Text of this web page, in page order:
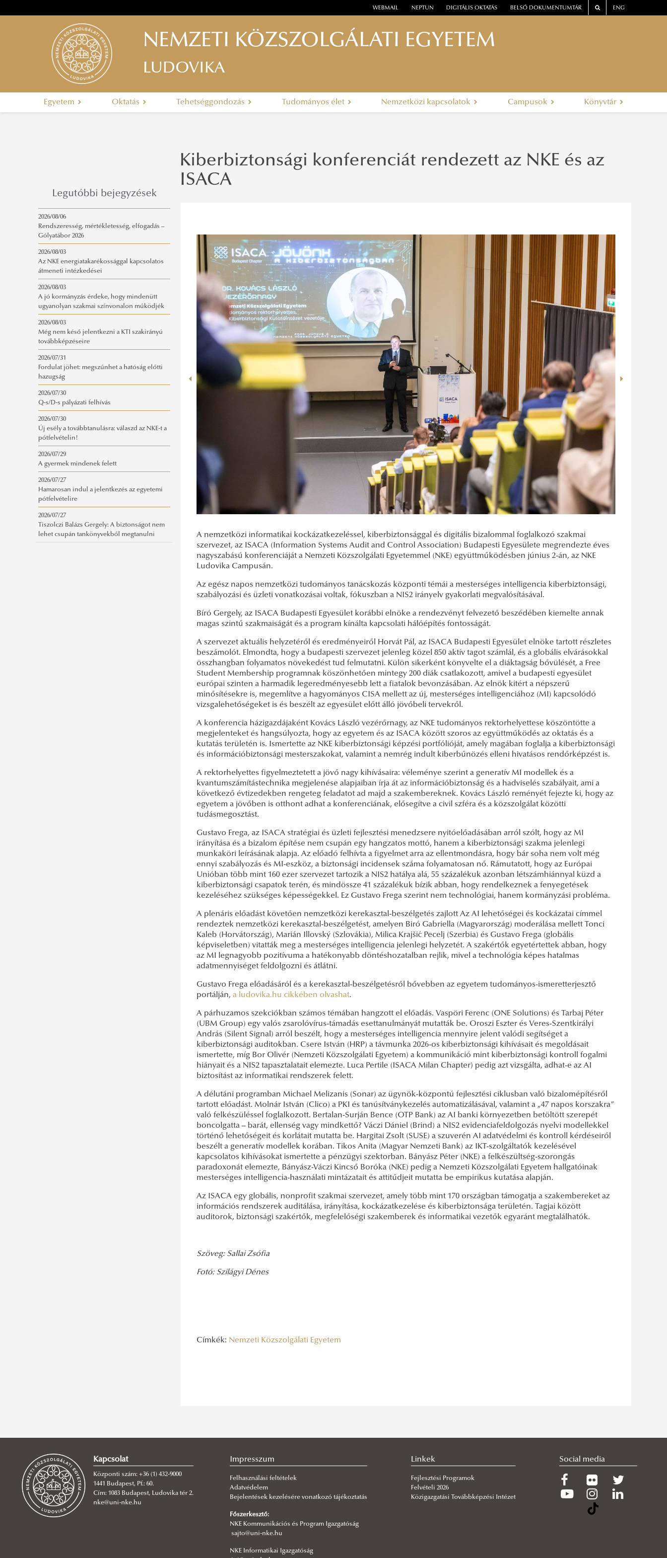
WEBMAIL NEPTUN DIGITÁLIS OKTATÁS BELSŐ DOKUMENTUMTÁR ENG
NEMZETI KÖZSZOLGÁLATI EGYETEM
LUDOVIKA
Egyetem Oktatás Tehetséggondozás Tudományos élet Nemzetközi kapcsolatok Campusok Könyvtár
Legutóbbi bejegyzések
2026/08/06
Rendszeresség, mértékletesség, elfogadás –
Gólyatábor 2026
2026/08/03
Az NKE energiatakarékossággal kapcsolatos
átmeneti intézkedései
2026/08/03
A jó kormányzás érdeke, hogy mindenütt
ugyanolyan szakmai színvonalon működjék
2026/08/03
Még nem késő jelentkezni a KTI szakirányú
továbbképzéseire
2026/07/31
Fordulat jöhet: megszűnhet a hatóság előtti
hazugság
2026/07/30
Q-s/D-s pályázati felhívás
2026/07/30
Új esély a továbbtanulásra: válaszd az NKE-t a
pótfelvételin!
2026/07/29
A gyermek mindenek felett
2026/07/27
Hamarosan indul a jelentkezés az egyetemi
pótfelvételire
2026/07/27
Tiszolczi Balázs Gergely: A biztonságot nem
lehet csupán tankönyvekből megtanulni
Kiberbiztonsági konferenciát rendezett az NKE és az
ISACA
A nemzetközi informatikai kockázatkezeléssel, kiberbiztonsággal és digitális bizalommal foglalkozó szakmai
szervezet, az ISACA (Information Systems Audit and Control Association) Budapesti Egyesülete megrendezte éves
nagyszabású konferenciáját a Nemzeti Közszolgálati Egyetemmel (NKE) együttműködésben június 2-án, az NKE
Ludovika Campusán.
Az egész napos nemzetközi tudományos tanácskozás központi témái a mesterséges intelligencia kiberbiztonsági,
szabályozási és üzleti vonatkozásai voltak, fókuszban a NIS2 irányelv gyakorlati megvalósításával.
Bíró Gergely, az ISACA Budapesti Egyesület korábbi elnöke a rendezvényt felvezető beszédében kiemelte annak
magas szintű szakmaiságát és a program kínálta kapcsolati hálóépítés fontosságát.
A szervezet aktuális helyzetéről és eredményeiről Horvát Pál, az ISACA Budapesti Egyesület elnöke tartott részletes
beszámolót. Elmondta, hogy a budapesti szervezet jelenleg közel 850 aktív tagot számlál, és a globális elvárásokkal
összhangban folyamatos növekedést tud felmutatni. Külön sikerként könyvelte el a diáktagság bővülését, a Free
Student Membership programnak köszönhetően mintegy 200 diák csatlakozott, amivel a budapesti egyesület
európai szinten a harmadik legeredményesebb lett a fiatalok bevonzásában. Az elnök kitért a népszerű
minősítésekre is, megemlítve a hagyományos CISA mellett az új, mesterséges intelligenciához (MI) kapcsolódó
vizsgalehetőségeket is és beszélt az egyesület előtt álló jövőbeli tervekről.
A konferencia házigazdájaként Kovács László vezérőrnagy, az NKE tudományos rektorhelyettese köszöntötte a
megjelenteket és hangsúlyozta, hogy az egyetem és az ISACA között szoros az együttműködés az oktatás és a
kutatás területén is. Ismertette az NKE kiberbiztonsági képzési portfólióját, amely magában foglalja a kiberbiztonsági
és információbiztonsági mesterszakokat, valamint a nemrég indult kiberbűnözés elleni hivatásos rendőrképzést is.
A rektorhelyettes figyelmeztetett a jövő nagy kihívásaira: véleménye szerint a generatív MI modellek és a
kvantumszámítástechnika megjelenése alapjaiban írja át az információbiztonság és a hadviselés szabályait, ami a
következő évtizedekben rengeteg feladatot ad majd a szakembereknek. Kovács László reményét fejezte ki, hogy az
egyetem a jövőben is otthont adhat a konferenciának, elősegítve a civil szféra és a közszolgálat közötti
tudásmegosztást.
Gustavo Frega, az ISACA stratégiai és üzleti fejlesztési menedzsere nyitóelőadásában arról szólt, hogy az MI
irányítása és a bizalom építése nem csupán egy hangzatos mottó, hanem a kiberbiztonsági szakma jelenlegi
munkaköri leírásának alapja. Az előadó felhívta a figyelmet arra az ellentmondásra, hogy bár soha nem volt még
ennyi szabályozás és MI-eszköz, a biztonsági incidensek száma folyamatosan nő. Rámutatott, hogy az Európai
Unióban több mint 160 ezer szervezet tartozik a NIS2 hatálya alá, 55 százalékuk azonban létszámhiánnyal küzd a
kiberbiztonsági csapatok terén, és mindössze 41 százalékuk bízik abban, hogy rendelkeznek a fenyegetések
kezeléséhez szükséges képességekkel. Ez Gustavo Frega szerint nem technológiai, hanem kormányzási probléma.
A plenáris előadást követően nemzetközi kerekasztal-beszélgetés zajlott Az AI lehetőségei és kockázatai címmel
rendeztek nemzetközi kerekasztal-beszélgetést, amelyen Biró Gabriella (Magyarország) moderálása mellett Tonci
Kaleb (Horvátország), Marián Illovský (Szlovákia), Milica Krajšić Pecelj (Szerbia) és Gustavo Frega (globális
képviseletben) vitatták meg a mesterséges intelligencia jelenlegi helyzetét. A szakértők egyetértettek abban, hogy
az MI legnagyobb pozitívuma a hatékonyabb döntéshozatalban rejlik, mivel a technológia képes hatalmas
adatmennyiséget feldolgozni és átlátni.
Gustavo Frega előadásáról és a kerekasztal-beszélgetésről bővebben az egyetem tudományos-ismeretterjesztő
portálján, a ludovika.hu cikkében olvashat.
A párhuzamos szekciókban számos témában hangzott el előadás. Vaspöri Ferenc (ONE Solutions) és Tarbaj Péter
(UBM Group) egy valós zsarolóvírus-támadás esettanulmányát mutatták be. Oroszi Eszter és Veres-Szentkirályi
András (Silent Signal) arról beszélt, hogy a mesterséges intelligencia mennyire jelent valódi segítséget a
kiberbiztonsági auditokban. Csere István (HRP) a távmunka 2026-os kiberbiztonsági kihívásait és megoldásait
ismertette, míg Bor Olivér (Nemzeti Közszolgálati Egyetem) a kommunikáció mint kiberbiztonsági kontroll fogalmi
hiányait és a NIS2 tapasztalatait elemezte. Luca Pertile (ISACA Milan Chapter) pedig azt vizsgálta, adhat-e az AI
biztosítást az informatikai rendszerek felett.
A délutáni programban Michael Melizanis (Sonar) az ügynök-központú fejlesztési ciklusban való bizalomépítésről
tartott előadást. Molnár István (Clico) a PKI és tanúsítványkezelés automatizálásával, valamint a „47 napos korszakra”
való felkészüléssel foglalkozott. Bertalan-Surján Bence (OTP Bank) az AI banki környezetben betöltött szerepét
boncolgatta – barát, ellenség vagy mindkettő? Váczi Dániel (Brind) a NIS2 evidenciafeldolgozás nyelvi modellekkel
történő lehetőségeit és korlátait mutatta be. Hargitai Zsolt (SUSE) a szuverén AI adatvédelmi és kontroll kérdéseiről
beszélt a generatív modellek korában. Tikos Anita (Magyar Nemzeti Bank) az IKT-szolgáltatók kezelésével
kapcsolatos kihívásokat ismertette a pénzügyi szektorban. Bányász Péter (NKE) a felkészültség-szorongás
paradoxonát elemezte, Bányász-Váczi Kincső Boróka (NKE) pedig a Nemzeti Közszolgálati Egyetem hallgatóinak
mesterséges intelligencia-használati mintázatait és attitűdjeit mutatta be empirikus kutatása alapján.
Az ISACA egy globális, nonprofit szakmai szervezet, amely több mint 170 országban támogatja a szakembereket az
információs rendszerek auditálása, irányítása, kockázatkezelése és kiberbiztonsága területén. Tagjai között
auditorok, biztonsági szakértők, megfelelőségi szakemberek és informatikai vezetők egyaránt megtalálhatók.
Szöveg: Sallai Zsófia
Fotó: Szilágyi Dénes
Címkék: Nemzeti Közszolgálati Egyetem
Kapcsolat
Központi szám: +36 (1) 432-9000
1441 Budapest, Pf.: 60.
Cím: 1083 Budapest, Ludovika tér 2.
nke@uni-nke.hu
Impresszum
Felhasználási feltételek
Adatvédelem
Bejelentések kezelésére vonatkozó tájékoztatás
Főszerkesztő:
NKE Kommunikációs és Program Igazgatóság
sajto@uni-nke.hu
NKE Informatikai Igazgatóság
Linkek
Fejlesztési Programok
Felvételi 2026
Közigazgatási Továbbképzési Intézet
Social media